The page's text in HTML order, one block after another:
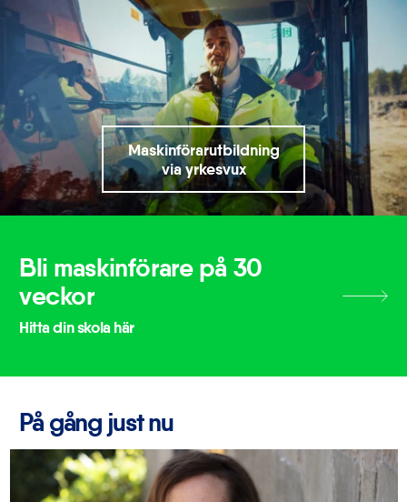
Maskinförarutbildning
via yrkesvux
Bli maskinförare på 30
veckor
Hitta din skola här
På gång just nu